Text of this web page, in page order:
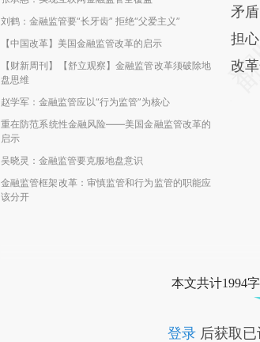
刘鹤：金融监管要“长牙齿” 拒绝“父爱主义”
【中国改革】美国金融监管改革的启示
【财新周刊】【舒立观察】金融监管改革须破除地
盘思维
赵学军：金融监管应以“行为监管”为核心
重在防范系统性金融风险——美国金融监管改革的
启示
吴晓灵：金融监管要克服地盘意识
金融监管框架改革：审慎监管和行为监管的职能应
该分开
矛
担
改
本文共计1994
登录后获取已